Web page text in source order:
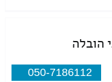
הובלה
050-7186112